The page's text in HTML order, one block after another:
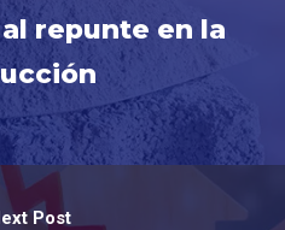
repunte en la
Post